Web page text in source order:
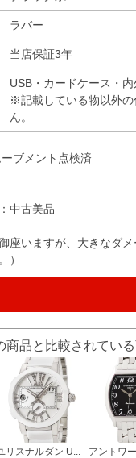
ラバー
当店保証3年
USB・カードケース・
※記載している物以外
ん。
ブメント点検済
中古美品
座いますが、大きなダ
）
商品と比較されてい
リスナルダン U...
アントワ